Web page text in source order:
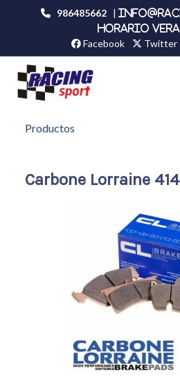
986485662 |
HORARIO
Facebook Twitter
Productos
Carbone Lorraine